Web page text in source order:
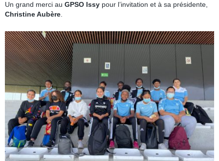
Un grand merci au GPSO Issy pour l’invitation et à sa présidente,
Christine Aubère